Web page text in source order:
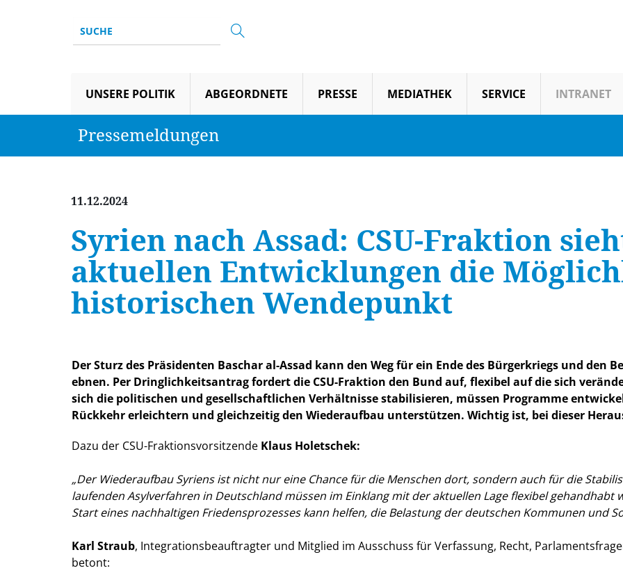
UNSERE POLITIK ABGEORDNETE PRESSE MEDIATHEK SERVICE INTRANET
Pressemeldungen
11.12.2024
Syrien nach Assad: CSU-Fraktion
aktuellen Entwicklungen die
historischen Wendepunkt
Der Sturz des Präsidenten Baschar al-Assad kann den Weg für ein Ende des Bürgerkriegs und den
ebnen. Per Dringlichkeitsantrag fordert die CSU-Fraktion den Bund auf, flexibel auf die sich
sich die politischen und gesellschaftlichen Verhältnisse stabilisieren, müssen Programme
Rückkehr erleichtern und gleichzeitig den Wiederaufbau unterstützen. Wichtig ist, bei dieser
Dazu der CSU-Fraktionsvorsitzende Klaus Holetschek:
Der Wiederaufbau Syriens ist nicht nur eine Chance für die Menschen dort, sondern auch für die
laufenden Asylverfahren in Deutschland müssen im Einklang mit der aktuellen Lage flexibel gehandhabt
Start eines nachhaltigen Friedensprozesses kann helfen, die Belastung der deutschen Kommunen und
Karl Straub, Integrationsbeauftragter und Mitglied im Ausschuss für Verfassung, Recht,
betont: